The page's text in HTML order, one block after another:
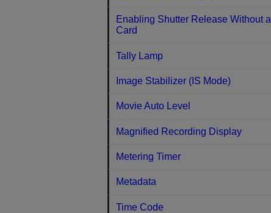
Enabling Shutter Release Without a
Card
Tally Lamp
Image Stabilizer (IS Mode)
Movie Auto Level
Magnified Recording Display
Metering Timer
Metadata
Time Code